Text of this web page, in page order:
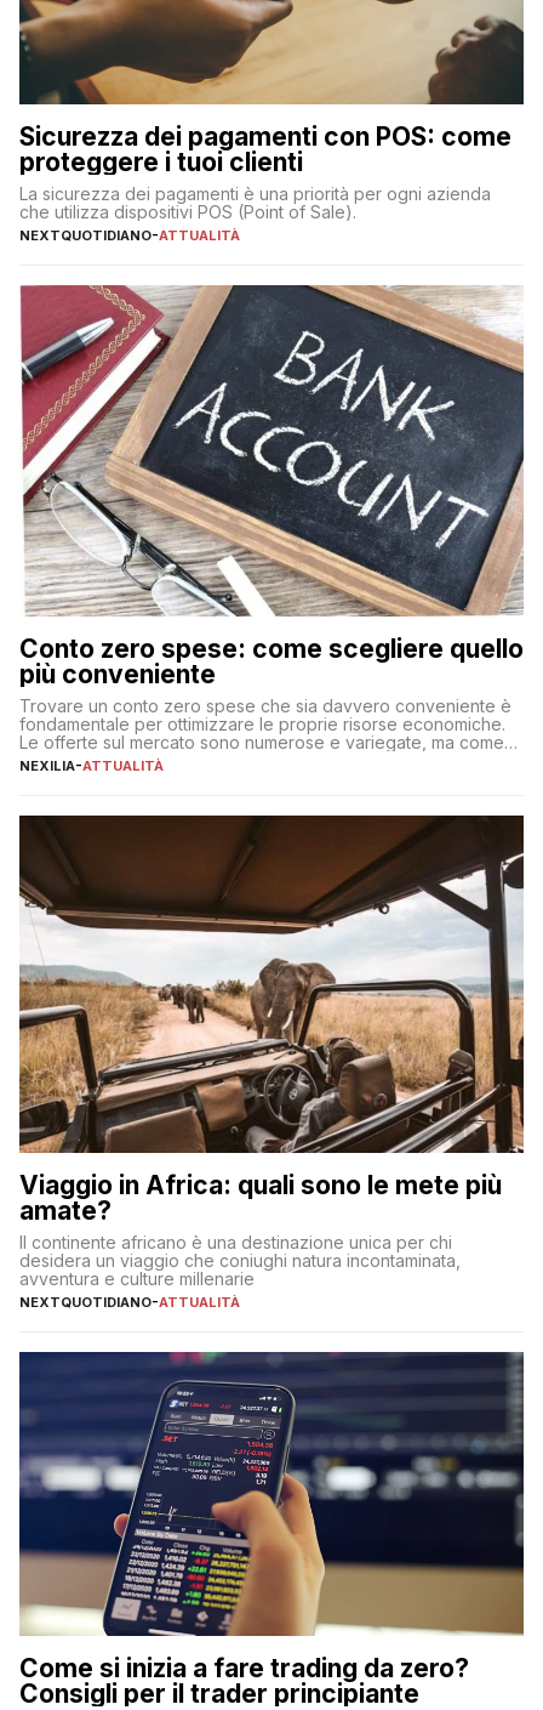
Sicurezza dei pagamenti con POS: come
proteggere i tuoi clienti
La sicurezza dei pagamenti è una priorità per ogni azienda
che utilizza dispositivi POS (Point of Sale).
NEXTQUOTIDIANO-ATTUALITÀ
Conto zero spese: come scegliere quello
più conveniente
Trovare un conto zero spese che sia davvero conveniente è
fondamentale per ottimizzare le proprie risorse economiche.
Le offerte sul mercato sono numerose e variegate, ma come
individuare quella più adatta alle proprie esigenze senza
sul […]
NEXILIA-ATTUALITÀ
Viaggio in Africa: quali sono le mete più
amate?
Il continente africano è una destinazione unica per chi
desidera un viaggio che coniughi natura incontaminata,
avventura e culture millenarie
NEXTQUOTIDIANO-ATTUALITÀ
Come si inizia a fare trading da zero?
Consigli per il trader principiante